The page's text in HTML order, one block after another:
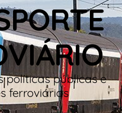
políticas públicas e
ferroviárias